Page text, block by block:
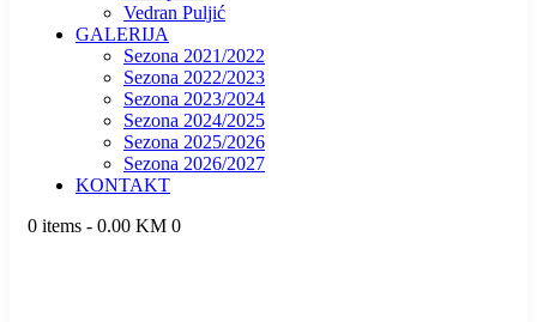
Vedran Puljić
GALERIJA
Sezona 2021/2022
Sezona 2022/2023
Sezona 2023/2024
Sezona 2024/2025
Sezona 2025/2026
Sezona 2026/2027
KONTAKT
0 items - 0.00 KM 0